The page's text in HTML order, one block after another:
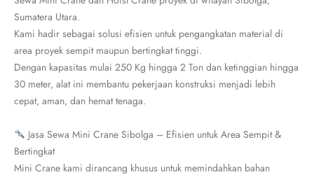
Sumatera Utara.
Kami hadir sebagai solusi efisien untuk pengangkatan material di
area proyek sempit maupun bertingkat tinggi.
Dengan kapasitas mulai 250 Kg hingga 2 Ton dan ketinggian hingga
30 meter, alat ini membantu pekerjaan konstruksi menjadi lebih
cepat, aman, dan hemat tenaga.
Jasa Sewa Mini Crane Sibolga – Efisien untuk Area Sempit &
Bertingkat
Mini Crane kami dirancang khusus untuk memindahkan bahan